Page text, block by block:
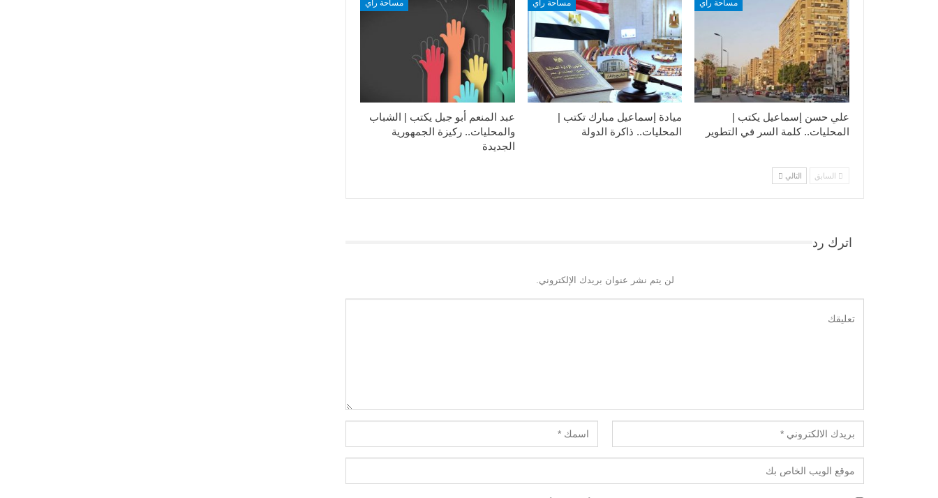
مساحة رأي
عبد المنعم أبو جبل يكتب | الشباب
والمحليات.. ركيزة الجمهورية
الجديدة
مساحة رأي
ميادة إسماعيل مبارك تكتب |
المحليات.. ذاكرة الدولة
مساحة رأي
علي حسن إسماعيل يكتب |
المحليات.. كلمة السر في التطوير​
السابق التالي
اترك رد
لن يتم نشر عنوان بريدك الإلكتروني.